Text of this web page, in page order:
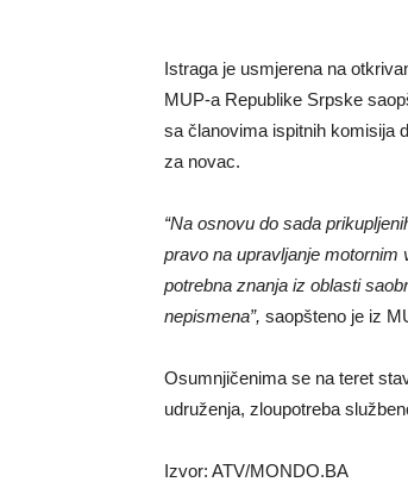
Istraga je usmjerena na
MUP-a Republike Srpske
sa članovima ispitnih komisija
za novac.
“Na osnovu do sada
pravo na upravljanje
potrebna znanja iz oblasti
nepismena”, saopšteno je iz
Osumnjičenima se na teret
udruženja, zloupotreba
Izvor: ATV/MONDO.BA